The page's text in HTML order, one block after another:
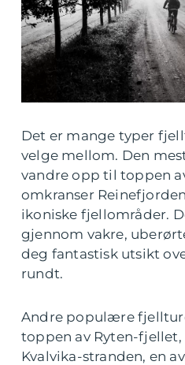
Det er mange typer
velge mellom. Den
vandre opp til toppen
omkranser
ikoniske fjellområder.
gjennom vakre,
deg fantastisk utsikt
rundt.
Andre populære
toppen av Ryten-fjellet,
Kvalvika-stranden, en